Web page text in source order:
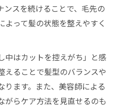
ンスを続けることで、毛先の
よって髪の状態を整えやすく
中はカットを控えがち」と感
えることで髪型のバランスや
ります。また、美容師による
がらケア方法を見直せるのも